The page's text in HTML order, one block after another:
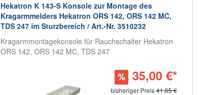
Hekatron K 143-S Konsole zur Montage des
Kragarmmelders Hekatron ORS 142, ORS 142 MC,
TDS 247 im Sturzbereich / Art.-Nr. 3510232
Kragarmmontagekonsole für Rauchschalter Hekatron
ORS 142, ORS 142 MC, TDS 247
35,00 €*
bisheriger Preis41,65 €